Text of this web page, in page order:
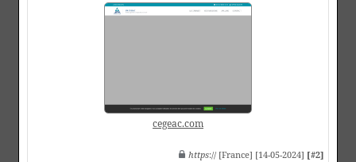
cegeac.com
https:// [France] [14-05-2024] [#2]